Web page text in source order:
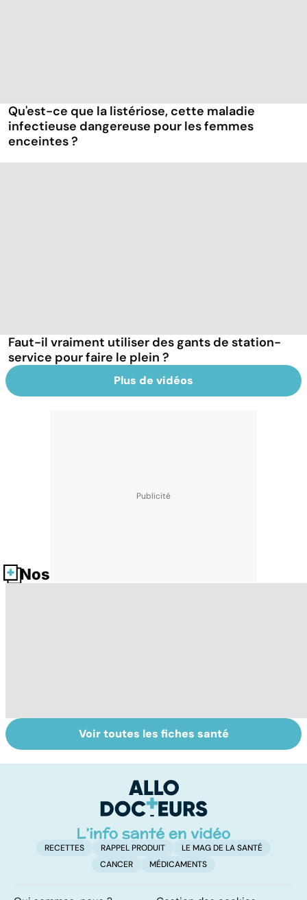
Qu'est-ce que la listériose, cette maladie
infectieuse dangereuse pour les femmes
enceintes ?
Faut-il vraiment utiliser des gants de station-
service pour faire le plein ?
Plus de vidéos
Nos fiches santé
Tout savoir sur
les infections
Inflammation des
amygdales : que
d'angine ?
Voir toutes les fiches santé
RECETTES RAPPEL PRODUIT
LE MAG DE LA SANTÉ
CANCER
MÉDICAMENTS